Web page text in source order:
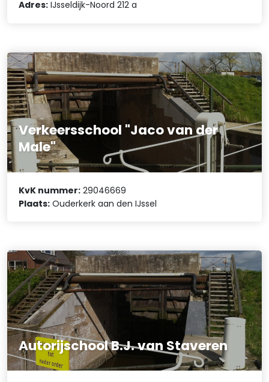
Adres: IJsseldijk-Noord 212 a
Verkeersschool "Jaco van der
Male"
KvK nummer: 29046669
Plaats: Ouderkerk aan den IJssel
Autorijschool B.J. van Staveren